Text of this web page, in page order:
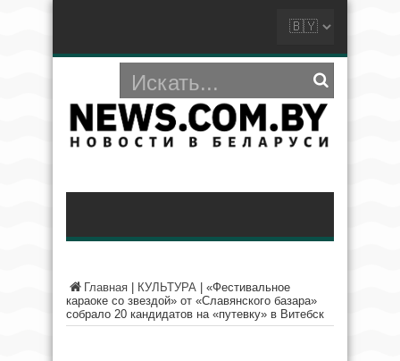
Главная КУЛЬТУРА
«Фестивальное
караоке со звездой» от «Славянского базара»
собрало 20 кандидатов на «путевку» в Витебск